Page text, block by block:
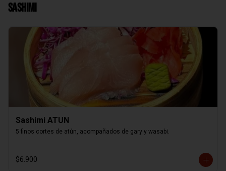
Sashimi
Sashimi ATUN
5 finos cortes de atún, acompañados de gary y wasabi.
$6.900